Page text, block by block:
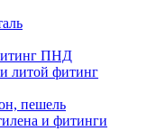
ПНД
литой фитинг
пешель
и фитинги